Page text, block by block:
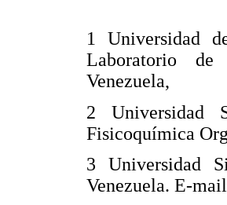
1 Universidad
Laboratorio de
Venezuela,
2 Universidad
Fisicoquímica
3 Universidad
Venezuela. E-